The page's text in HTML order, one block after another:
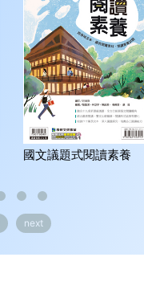
國文議題式閱讀素養
next